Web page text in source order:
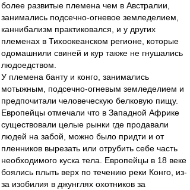
более развитые племена чем в Австралии,
занимались подсечно-огневое земледелием,
каннибализм практиковался, и у других
племенах в Тихоокеанском регионе, которые
одомашнили свиней и кур также не гнушались
людоедством.
У племена банту и конго, занимались
мотыжным, подсечно-огневым земледелием и
предпочитали человеческую белковую пищу.
Европейцы отмечали что в Западной Африке
существовали целые рынки где продавали
людей на забой, можно было придти и от
пленников вырезать или отрубить себе часть
необходимого куска тела. Европейцы в 18 веке
боялись плыть верх по течению реки Конго, из-
за изобилия в джунглях охотников за